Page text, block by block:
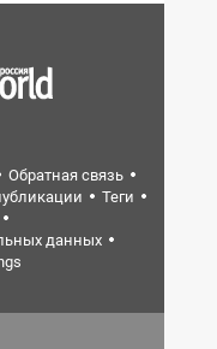
Обратная связь
Теги
данных